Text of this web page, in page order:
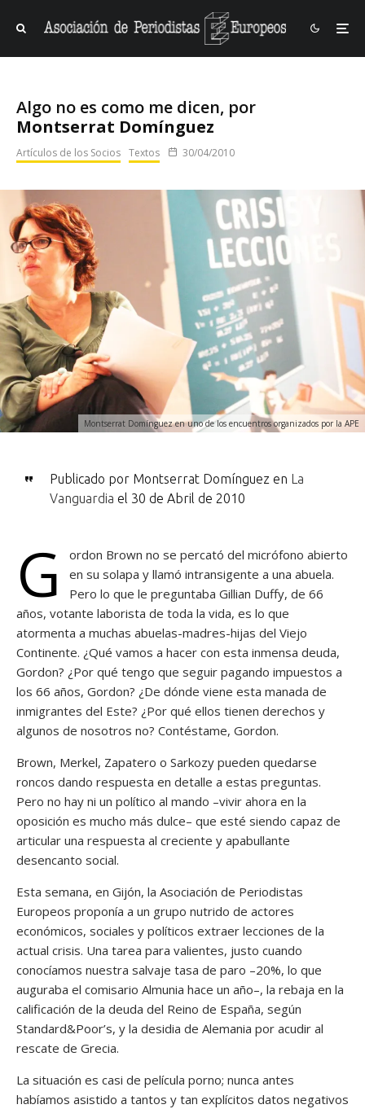
Algo no es como me dicen, por
Montserrat Domínguez
Artículos de los Socios Textos 30/04/2010
Montserrat Domínguez en uno de los encuentros organizados por la APE
Publicado por Montserrat Domínguez en La
Vanguardia el 30 de Abril de 2010
G
ordon Brown no se percató del micrófono abierto
en su solapa y llamó intransigente a una abuela.
Pero lo que le preguntaba Gillian Duffy, de 66
años, votante laborista de toda la vida, es lo que
atormenta a muchas abuelas-madres-hijas del Viejo
Continente. ¿Qué vamos a hacer con esta inmensa deuda,
Gordon? ¿Por qué tengo que seguir pagando impuestos a
los 66 años, Gordon? ¿De dónde viene esta manada de
inmigrantes del Este? ¿Por qué ellos tienen derechos y
algunos de nosotros no? Contéstame, Gordon.
Brown, Merkel, Zapatero o Sarkozy pueden quedarse
roncos dando respuesta en detalle a estas preguntas.
Pero no hay ni un político al mando –vivir ahora en la
oposición es mucho más dulce– que esté siendo capaz de
articular una respuesta al creciente y apabullante
desencanto social.
Esta semana, en Gijón, la Asociación de Periodistas
Europeos proponía a un grupo nutrido de actores
económicos, sociales y políticos extraer lecciones de la
actual crisis. Una tarea para valientes, justo cuando
conocíamos nuestra salvaje tasa de paro –20%, lo que
auguraba el comisario Almunia hace un año–, la rebaja en la
calificación de la deuda del Reino de España, según
Standard&Poor’s, y la desidia de Alemania por acudir al
rescate de Grecia.
La situación es casi de película porno; nunca antes
habíamos asistido a tantos y tan explícitos datos negativos